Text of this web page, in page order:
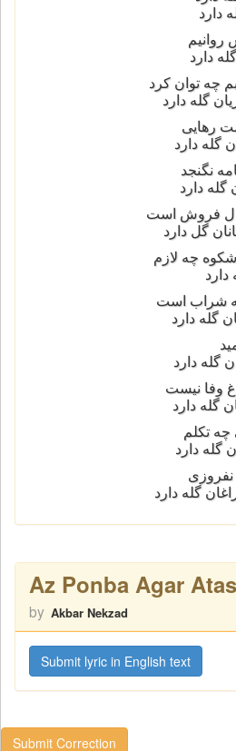
دارد
دارد
چه توان کرد
گله دارد
رهایی
گله دارد
نگنجد
دارد
فروش است
گل دارد
چه لازم
دارد
شراب است
گله دارد
گله دارد
وفا نیست
گله دارد
تکلم
گله دارد
گله دارد
Az Ponba Agar
by Akbar Nekzad
Submit lyric in English text
Submit Correction